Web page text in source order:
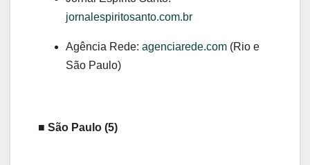
jornalespiritosanto.com.br
Agência Rede: agenciarede.com (Rio e
São Paulo)
■ São Paulo (5)